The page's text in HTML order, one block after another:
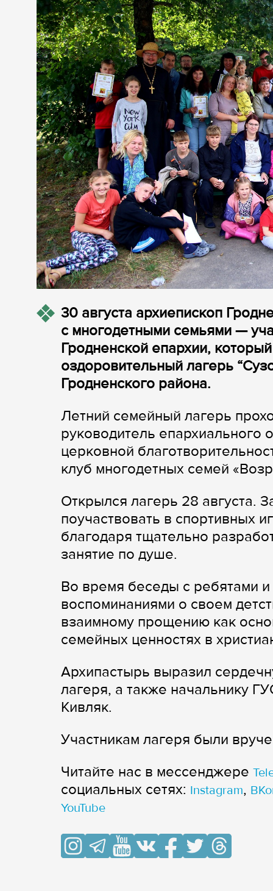
30 августа архиепископ
с многодетными семьями —
Гродненской епархии,
оздоровительный лагерь
Гродненского района.
Летний семейный лагерь
руководитель епархиального
церковной
клуб многодетных семей
Открылся лагерь 28 августа.
поучаствовать в спортивных
благодаря тщательно
занятие по душе.
Во время беседы с ребятами
воспоминаниями о своем
взаимному прощению как
семейных ценностях в
Архипастырь выразил
лагеря, а также начальнику
Кивляк.
Участникам лагеря были
Читайте нас в мессенджере
cоциальных сетях: Instagram,
YouTube